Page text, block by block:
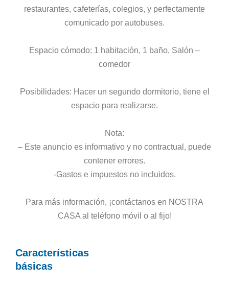
restaurantes, cafeterías, colegios, y perfectamente
comunicado por autobuses.
Espacio cómodo: 1 habitación, 1 baño, Salón –
comedor
Posibilidades: Hacer un segundo dormitorio, tiene el
espacio para realizarse.
Nota:
– Este anuncio es informativo y no contractual, puede
contener errores.
-Gastos e impuestos no incluidos.
Para más información, ¡contáctanos en NOSTRA
CASA al teléfono móvil o al fijo!
Características
básicas